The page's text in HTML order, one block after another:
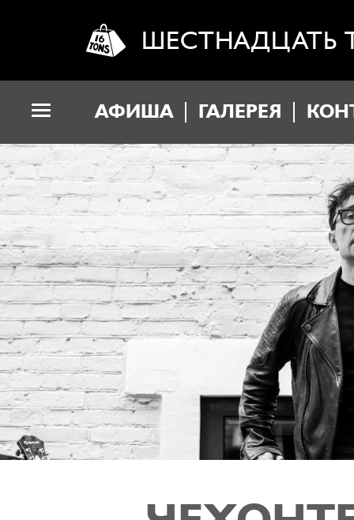
ШЕСТНАДЦАТЬ
АФИША ГАЛЕРЕЯ